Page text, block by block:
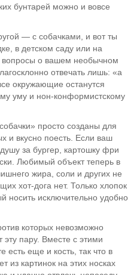
бунтарей можно и вовсе
— с собачками, и вот ты
в детском саду или на
вопросы о вашем необычном
отвечать лишь: «а
окружающие останутся
уму и нон-конформистскому
просто созданы для
и вкусно поесть. Если ваш
за бургер, картошку фри
Любимый объект теперь в
жира, соли и других не
хот-дога нет. Только хлопок
носить исключительно удобно
которых невозможно
эту пару. Вместе с этими
еще и кость, так что в
из картинок на этих носках